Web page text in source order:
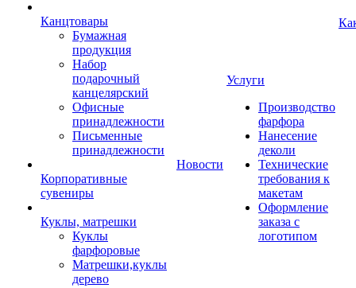
Канцтовары
Бумажная
продукция
Набор
подарочный
канцелярский
Офисные
принадлежности
Письменные
принадлежности
Корпоративные
сувениры
Куклы, матрешки
Куклы
фарфоровые
Матрешки,куклы
дерево
Новости
Услуги
Производство
фарфора
Нанесение
деколи
Технические
требования к
макетам
Оформление
заказа с
логотипом